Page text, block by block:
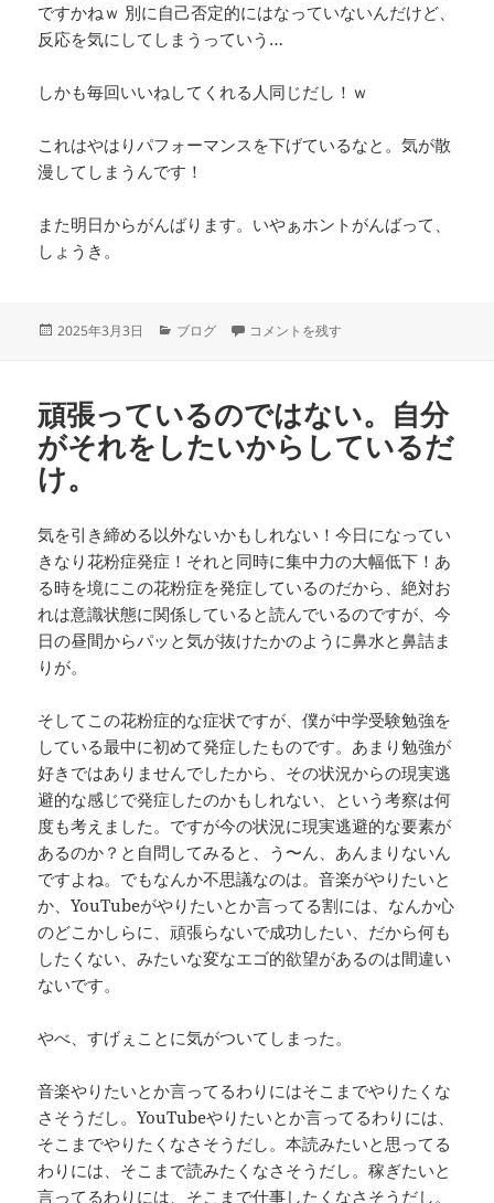
ですかねｗ 別に自己否定的にはなっていないんだけど、
反応を気にしてしまうっていう…
しかも毎回いいねしてくれる人同じだし！ｗ
これはやはりパフォーマンスを下げているなと。気が散
漫してしまうんです！
また明日からがんばります。いやぁホントがんばって、
しょうき。
投
2025年3月3日
カ
ー
ブログ 気の散漫はパフォーマンス低下です に
コメントを残す
頑張っているのではない。自分
がそれをしたいからしているだ
け。
気を引き締める以外ないかもしれない！今日になってい
きなり花粉症発症！それと同時に集中力の大幅低下！あ
る時を境にこの花粉症を発症しているのだから、絶対お
れは意識状態に関係していると読んでいるのですが、今
日の昼間からパッと気が抜けたかのように鼻水と鼻詰ま
りが。
そしてこの花粉症的な症状ですが、僕が中学受験勉強を
している最中に初めて発症したものです。あまり勉強が
好きではありませんでしたから、その状況からの現実逃
避的な感じで発症したのかもしれない、という考察は何
度も考えました。ですが今の状況に現実逃避的な要素が
あるのか？と自問してみると、う〜ん、あんまりないん
ですよね。でもなんか不思議なのは。音楽がやりたいと
か、YouTubeがやりたいとか言ってる割には、なんか心
のどこかしらに、頑張らないで成功したい、だから何も
したくない、みたいな変なエゴ的欲望があるのは間違い
ないです。
やべ、すげぇことに気がついてしまった。
音楽やりたいとか言ってるわりにはそこまでやりたくな
さそうだし。YouTubeやりたいとか言ってるわりには、
そこまでやりたくなさそうだし。本読みたいと思ってる
わりには、そこまで読みたくなさそうだし。稼ぎたいと
言ってるわりには、そこまで仕事したくなさそうだし。